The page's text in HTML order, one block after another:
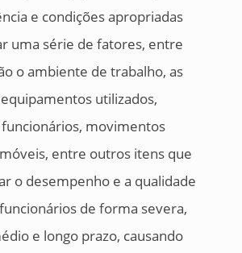
e condições apropriadas
uma série de fatores, entre
o ambiente de trabalho, as
utilizados,
funcionários, movimentos
entre outros itens que
o desempenho e a qualidade
de forma severa,
e longo prazo, causando